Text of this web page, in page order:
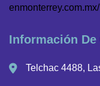
Información De
Telchac 4488,